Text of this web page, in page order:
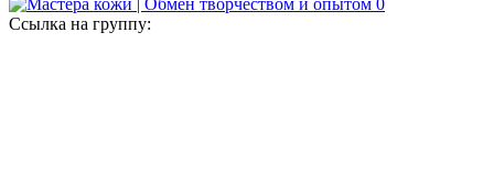
Ссылка на группу: